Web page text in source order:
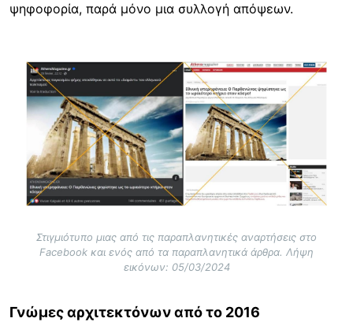
ψηφοφορία, παρά μόνο μια συλλογή απόψεων.
Image
Στιγμιότυπο μιας από τις παραπλανητικές αναρτήσεις στο
Facebook και ενός από τα παραπλανητικά άρθρα. Λήψη
εικόνων: 05/03/2024
Γνώμες αρχιτεκτόνων από το 2016